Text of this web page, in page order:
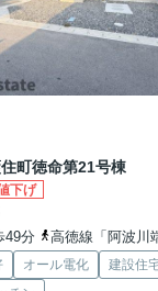
町徳命第21号棟
下げ
49分
高徳線「阿波川
オール電化
建設住